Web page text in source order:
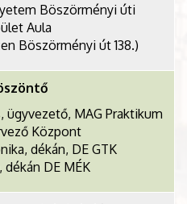
Böszörményi úti
Aula
Böszörményi út 138.)
ügyvezető, MAG Praktikum
Központ
dékán, DE GTK
DE MÉK